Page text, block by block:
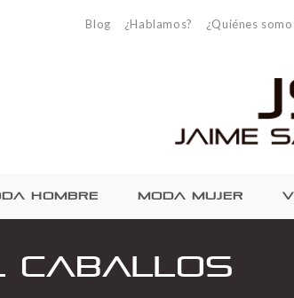
Blog ¿Hablamos? ¿Quiénes
HOMBRE MODA MUJER
caballos